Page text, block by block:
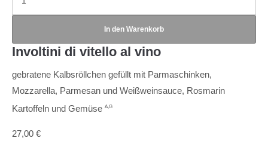
Involtini di vitello al vino
gebratene Kalbsröllchen gefüllt mit Parmaschinken,
Mozzarella, Parmesan und Weißweinsauce, Rosmarin
Kartoffeln und Gemüse A,G
27,00 €